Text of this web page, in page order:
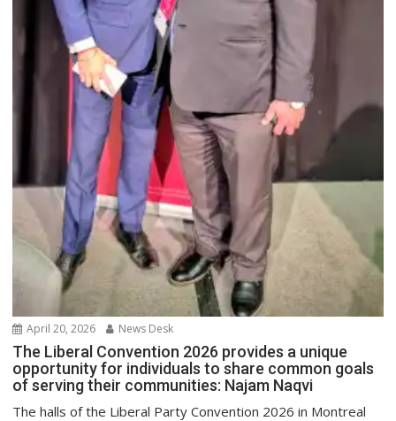
April 20, 2026 News Desk
The Liberal Convention 2026 provides a unique
opportunity for individuals to share common goals
of serving their communities: Najam Naqvi
The halls of the Liberal Party Convention 2026 in Montreal